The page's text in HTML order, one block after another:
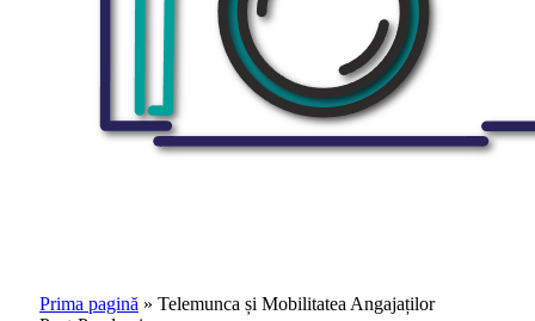
Prima pagină » Telemunca și Mobilitatea Angajaților